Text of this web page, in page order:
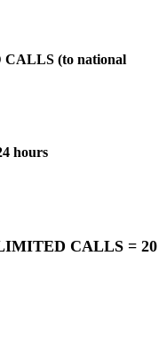
CALLS (to national
hours
CALLS = 20